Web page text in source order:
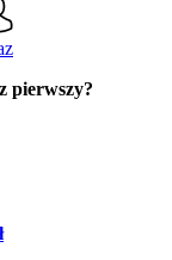
pierwszy?